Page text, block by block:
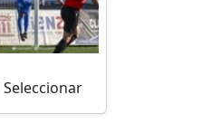
Seleccionar